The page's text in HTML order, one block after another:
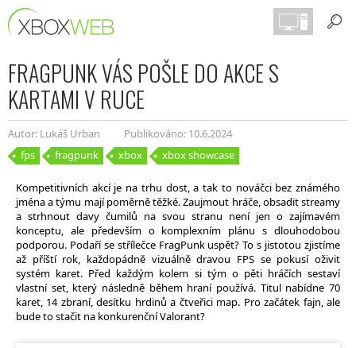
FRAGPUNK VÁS POŠLE DO AKCE S
KARTAMI V RUCE
Autor: Lukáš Urban
Publikováno: 10.6.2024
fps
fragpunk xbox xbox showcase
Kompetitivních akcí je na trhu dost, a tak to nováčci bez známého
jména a týmu mají poměrně těžké. Zaujmout hráče, obsadit streamy
a strhnout davy čumilů na svou stranu není jen o zajímavém
konceptu, ale především o komplexním plánu s dlouhodobou
podporou. Podaří se střílečce FragPunk uspět? To s jistotou zjistíme
až příští rok, každopádně vizuálně dravou FPS se pokusí oživit
systém karet. Před každým kolem si tým o pěti hráčích sestaví
vlastní set, který následně během hraní používá. Titul nabídne 70
karet, 14 zbraní, desítku hrdinů a čtveřici map. Pro začátek fajn, ale
bude to stačit na konkurenční Valorant?